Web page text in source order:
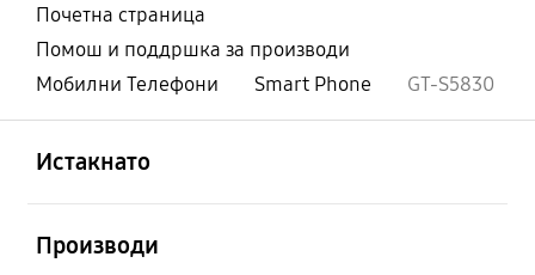
Почетна страница
Помош и поддршка за производи
Мобилни Телефони
Smart Phone GT-S5830
Истакнато
Производи